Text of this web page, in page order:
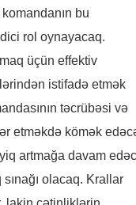
bu
rol oynayacaq.
üçün effektiv
istifadə etmək
təcrübəsi və
etməkdə kömək
artmağa davam
olacaq. Krallar